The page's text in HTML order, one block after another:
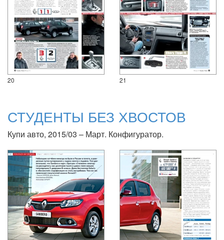
20 21
СТУДЕНТЫ БЕЗ ХВОСТОВ
Купи авто, 2015/03 – Март. Конфигуратор.